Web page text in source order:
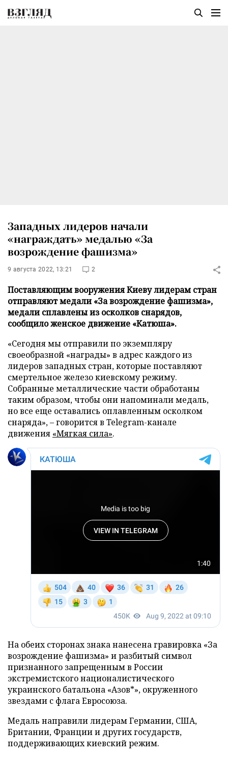
Западных лидеров начали
«награждать» медалью «За
возрождение фашизма»
9 августа 2022, 13:21 2
Поставляющим вооружения Киеву лидерам стран
отправляют медали «За возрождение фашизма»,
медали сплавлены из осколков снарядов,
сообщило женское движение «Катюша».
«Сегодня мы отправили по экземпляру
своеобразной «награды» в адрес каждого из
лидеров западных стран, которые поставляют
смертельное железо киевскому режиму.
Собранные металлические части обработаны
таким образом, чтобы они напоминали медаль,
но все еще оставались оплавленным осколком
снаряда», – говорится в Telegram-канале
движения «Мягкая сила».
На обеих сторонах знака нанесена гравировка «За
возрождение фашизма» и разбитый символ
признанного запрещенным в России
экстремистского националистического
украинского батальона «Азов*», окруженного
звездами с флага Евросоюза.
Медаль направили лидерам Германии, США,
Британии, Франции и других государств,
поддерживающих киевский режим.